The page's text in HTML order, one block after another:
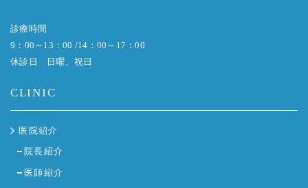
診療時間
9：00～13：00 /14：00～17：00
休診日 日曜、祝日
CLINIC
医院紹介
院長紹介
医師紹介